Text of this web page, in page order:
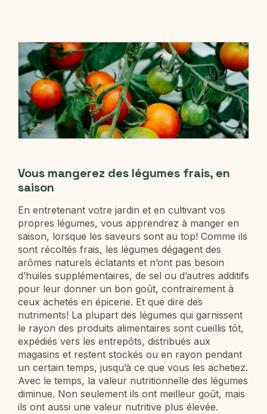
Vous mangerez des légumes frais, en
saison
En entretenant votre jardin et en cultivant vos
propres légumes, vous apprendrez à manger en
saison, lorsque les saveurs sont au top! Comme ils
sont récoltés frais, les légumes dégagent des
arômes naturels éclatants et n’ont pas besoin
d’huiles supplémentaires, de sel ou d’autres additifs
pour leur donner un bon goût, contrairement à
ceux achetés en épicerie. Et que dire des
nutriments! La plupart des légumes qui garnissent
le rayon des produits alimentaires sont cueillis tôt,
expédiés vers les entrepôts, distribués aux
magasins et restent stockés ou en rayon pendant
un certain temps, jusqu’à ce que vous les achetiez.
Avec le temps, la valeur nutritionnelle des légumes
diminue. Non seulement ils ont meilleur goût, mais
ils ont aussi une valeur nutritive plus élevée.